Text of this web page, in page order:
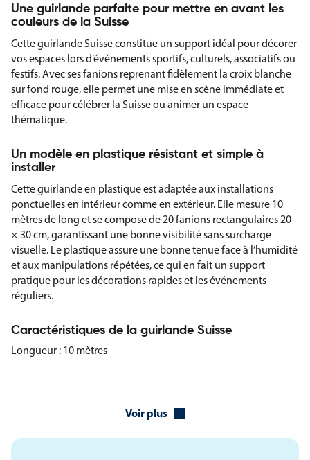
Une guirlande parfaite pour mettre en avant les
couleurs de la Suisse
Cette guirlande Suisse constitue un support idéal pour décorer
vos espaces lors d’événements sportifs, culturels, associatifs ou
festifs. Avec ses fanions reprenant fidèlement la croix blanche
sur fond rouge, elle permet une mise en scène immédiate et
efficace pour célébrer la Suisse ou animer un espace
thématique.
Un modèle en plastique résistant et simple à
installer
Cette guirlande en plastique est adaptée aux installations
ponctuelles en intérieur comme en extérieur. Elle mesure 10
mètres de long et se compose de 20 fanions rectangulaires 20
× 30 cm, garantissant une bonne visibilité sans surcharge
visuelle. Le plastique assure une bonne tenue face à l’humidité
et aux manipulations répétées, ce qui en fait un support
pratique pour les décorations rapides et les événements
réguliers.
Caractéristiques de la guirlande Suisse
Longueur : 10 mètres
Voir plus